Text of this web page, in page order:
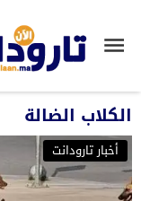
الكلاب الضالة
أخبار تارودانت